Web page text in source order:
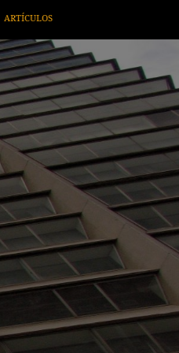
ECONOMÍA / NEGOCIOS